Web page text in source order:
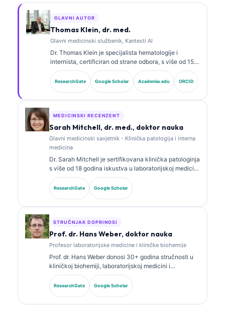
GLAVNI AUTOR
Thomas Klein, dr. med.
Glavni medicinski službenik, Kantesti AI
Dr. Thomas Klein je specijalista hematologije i
internista, certificiran od strane odbora, s više od 15
godina iskustva u laboratorijskoj medicini i kliničkoj
analizi uz pomoć vještačke inteligencije. Kao glavni
medicinski direktor u Kantesti AI, pruža klinički
radove o interpretaciji biomarkera i laboratorijskoj
dijagnostici na temu laboratorijske medicine.
ResearchGate Google Scholar Academia.edu ORCID
MEDICINSKI RECENZENT
Sarah Mitchell, dr. med., doktor nauka
Glavni medicinski savjetnik - Klinička patologija i interna
medicina
Dr. Sarah Mitchell je sertifikovana klinička patologinja
s više od 18 godina iskustva u laboratorijskoj medicini
i dijagnostičkoj analizi. Ima specijalističke sertifikate
iz kliničke biohemije i opsežno je objavljivala radove
o panelima biomarkera i laboratorijskoj analizi u
ResearchGate Google Scholar
STRUČNJAK DOPRINOSI
Prof. dr. Hans Weber, doktor nauka
Profesor laboratorijske medicine i kliničke biohemije
Prof. dr. Hans Weber donosi 30+ godina stručnosti u
kliničkoj biohemiji, laboratorijskoj medicini i
istraživanju biomarkera. Bivši predsjednik Njemačkog
društva za kliničku hemiju, specijalizovan je za
analizu dijagnostičkih panela, standardizaciju
ResearchGate Google Scholar